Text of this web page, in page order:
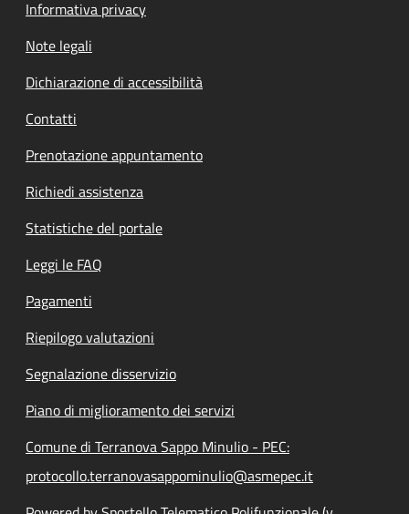
Informativa privacy
Note legali
Dichiarazione di accessibilità
Contatti
Prenotazione appuntamento
Richiedi assistenza
Statistiche del portale
Leggi le FAQ
Pagamenti
Riepilogo valutazioni
Segnalazione disservizio
Piano di miglioramento dei servizi
Comune di Terranova Sappo Minulio - PEC:
protocollo.terranovasappominulio@asmepec.it